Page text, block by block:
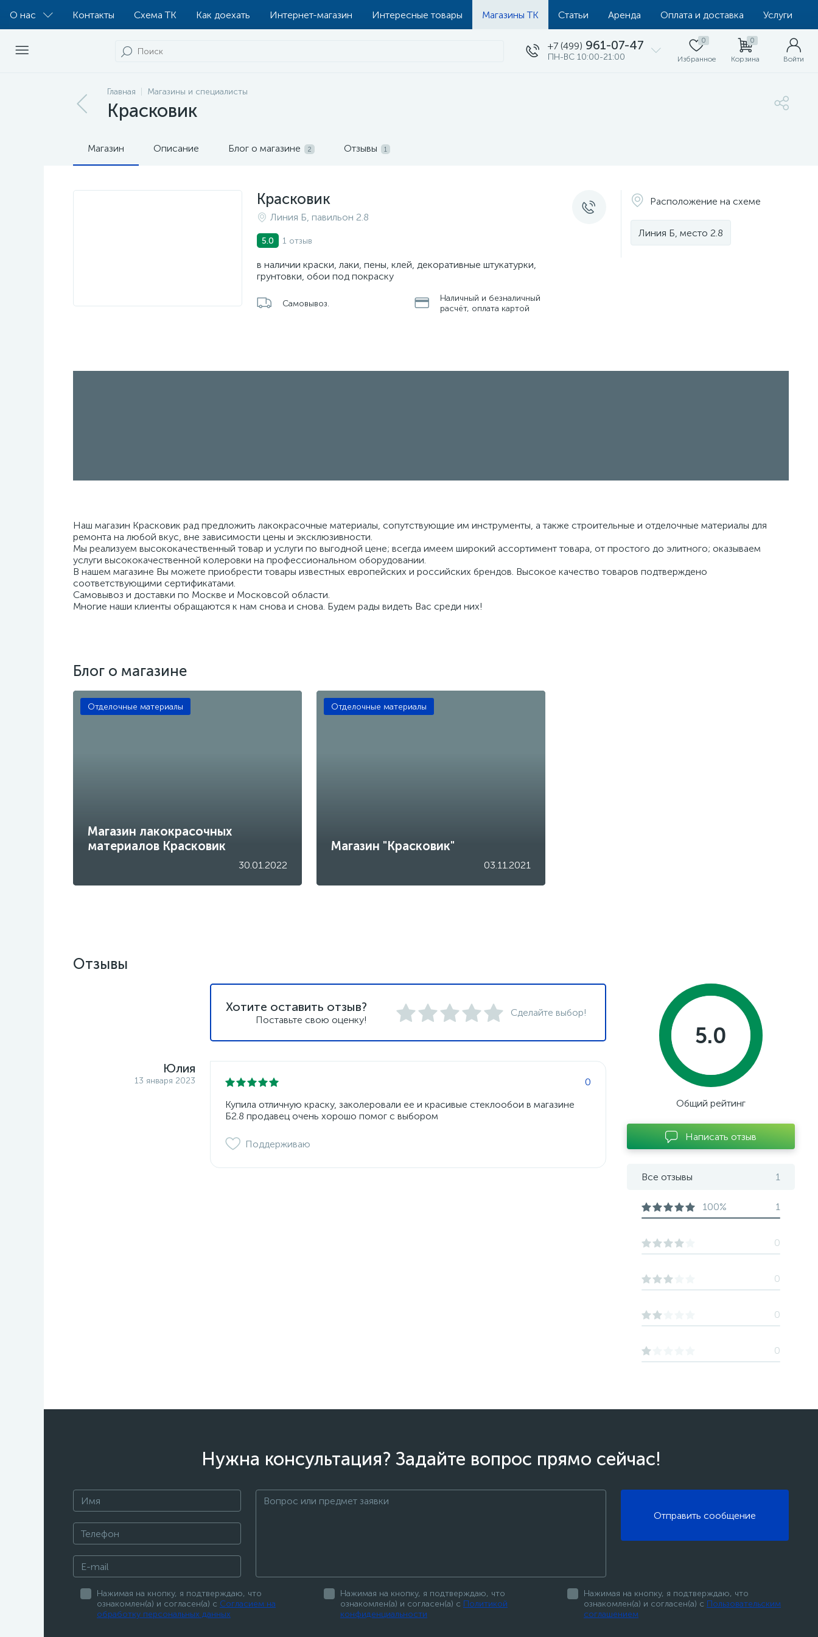
О нас Контакты Схема ТК Как доехать Интернет-магазин Интересные товары Магазины ТК Статьи Аренда Оплата и доставка Услуги
+7 (499) 961-07-47
ПН-ВС 10:00-21:00
0
Избранное
0
Корзина Войти
Главная Магазины и специалисты
Красковик
Магазин Описание Блог о магазине 2 Отзывы 1
Красковик
Линия Б, павильон 2.8
5.0 1 отзыв
в наличии краски, лаки, пены, клей, декоративные штукатурки,
грунтовки, обои под покраску
Самовывоз.
Наличный и безналичный
расчёт, оплата картой
Расположение на схеме
Линия Б, место 2.8
Наш магазин Красковик рад предложить лакокрасочные материалы, сопутствующие им инструменты, а также строительные и отделочные материалы для
ремонта на любой вкус, вне зависимости цены и эксклюзивности.
Мы реализуем высококачественный товар и услуги по выгодной цене; всегда имеем широкий ассортимент товара, от простого до элитного; оказываем
услуги высококачественной колеровки на профессиональном оборудовании.
В нашем магазине Вы можете приобрести товары известных европейских и российских брендов. Высокое качество товаров подтверждено
соответствующими сертификатами.
Самовывоз и доставки по Москве и Московсой области.
Многие наши клиенты обращаются к нам снова и снова. Будем рады видеть Вас среди них!
Блог о магазине
Магазин лакокрасочных
материалов Красковик
30.01.2022
Отделочные материалы
Магазин "Красковик"
03.11.2021
Отделочные материалы
Отзывы
Хотите оставить отзыв?
Поставьте свою оценку!
Сделайте выбор!
Юлия
13 января 2023
0
Купила отличную краску, заколеровали ее и красивые стеклообои в магазине
Б2.8 продавец очень хорошо помог с выбором
Поддерживаю
5.0
Общий рейтинг
Написать отзыв
Все отзывы 1
100% 1
0
0
0
0
Нужна консультация? Задайте вопрос прямо сейчас!
Отправить сообщение
Нажимая на кнопку, я подтверждаю, что
ознакомлен(а) и согласен(а) с Согласием на
обработку персональных данных
Нажимая на кнопку, я подтверждаю, что
ознакомлен(а) и согласен(а) с Политикой
конфиденциальности
Нажимая на кнопку, я подтверждаю, что
ознакомлен(а) и согласен(а) с Пользовательским
соглашением